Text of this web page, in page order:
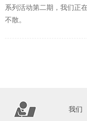
系列活动第二期，我们正
不散。
我们